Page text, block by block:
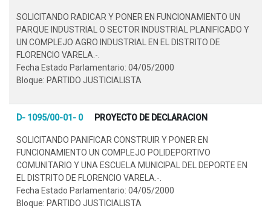
SOLICITANDO RADICAR Y PONER EN FUNCIONAMIENTO UN
PARQUE INDUSTRIAL O SECTOR INDUSTRIAL PLANIFICADO Y
UN COMPLEJO AGRO INDUSTRIAL EN EL DISTRITO DE
FLORENCIO VARELA.-.
Fecha Estado Parlamentario: 04/05/2000
Bloque: PARTIDO JUSTICIALISTA
D- 1095/00-01- 0 PROYECTO DE DECLARACION
SOLICITANDO PANIFICAR CONSTRUIR Y PONER EN
FUNCIONAMIENTO UN COMPLEJO POLIDEPORTIVO
COMUNITARIO Y UNA ESCUELA MUNICIPAL DEL DEPORTE EN
EL DISTRITO DE FLORENCIO VARELA.-.
Fecha Estado Parlamentario: 04/05/2000
Bloque: PARTIDO JUSTICIALISTA